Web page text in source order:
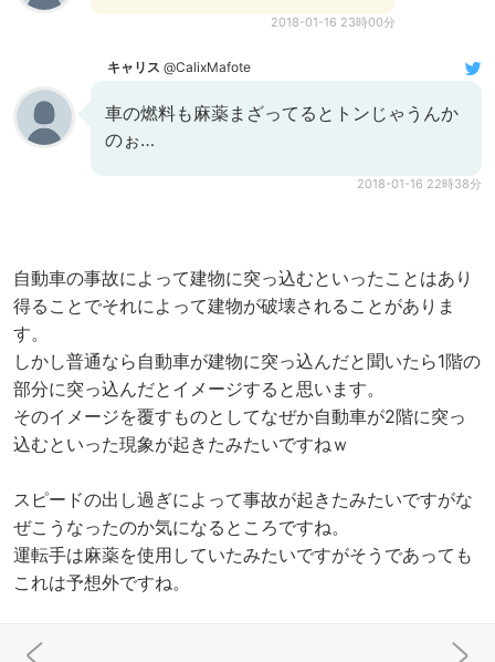
2018-01-16 23時00分
キャリス @CalixMafote
車の燃料も麻薬まざってるとトンじゃうんか
のぉ…
2018-01-16 22時38分
自動車の事故によって建物に突っ込むといったことはあり
得ることでそれによって建物が破壊されることがありま
す。
しかし普通なら自動車が建物に突っ込んだと聞いたら1階の
部分に突っ込んだとイメージすると思います。
そのイメージを覆すものとしてなぜか自動車が2階に突っ
込むといった現象が起きたみたいですねｗ
スピードの出し過ぎによって事故が起きたみたいですがな
ぜこうなったのか気になるところですね。
運転手は麻薬を使用していたみたいですがそうであっても
これは予想外ですね。